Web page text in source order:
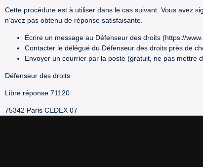
Cette procédure est à utiliser dans le cas suivant. Vous avez
n’avez pas obtenu de réponse satisfaisante.
Écrire un message au Défenseur des droits (https://
Contacter le délégué du Défenseur des droits près de
Envoyer un courrier par la poste (gratuit, ne pas mettre
Défenseur des droits
Libre réponse 71120
75342 Paris CEDEX 07